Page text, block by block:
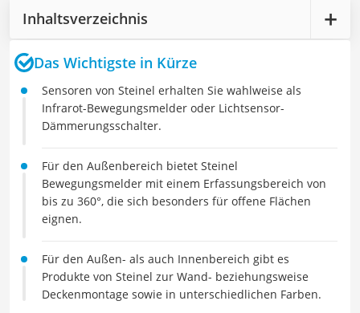
Inhaltsverzeichnis
Das Wichtigste in Kürze
Sensoren von Steinel erhalten Sie wahlweise als
Infrarot-Bewegungsmelder oder Lichtsensor-
Dämmerungsschalter.
Für den Außenbereich bietet Steinel
Bewegungsmelder mit einem Erfassungsbereich von
bis zu 360°, die sich besonders für offene Flächen
eignen.
Für den Außen- als auch Innenbereich gibt es
Produkte von Steinel zur Wand- beziehungsweise
Deckenmontage sowie in unterschiedlichen Farben.